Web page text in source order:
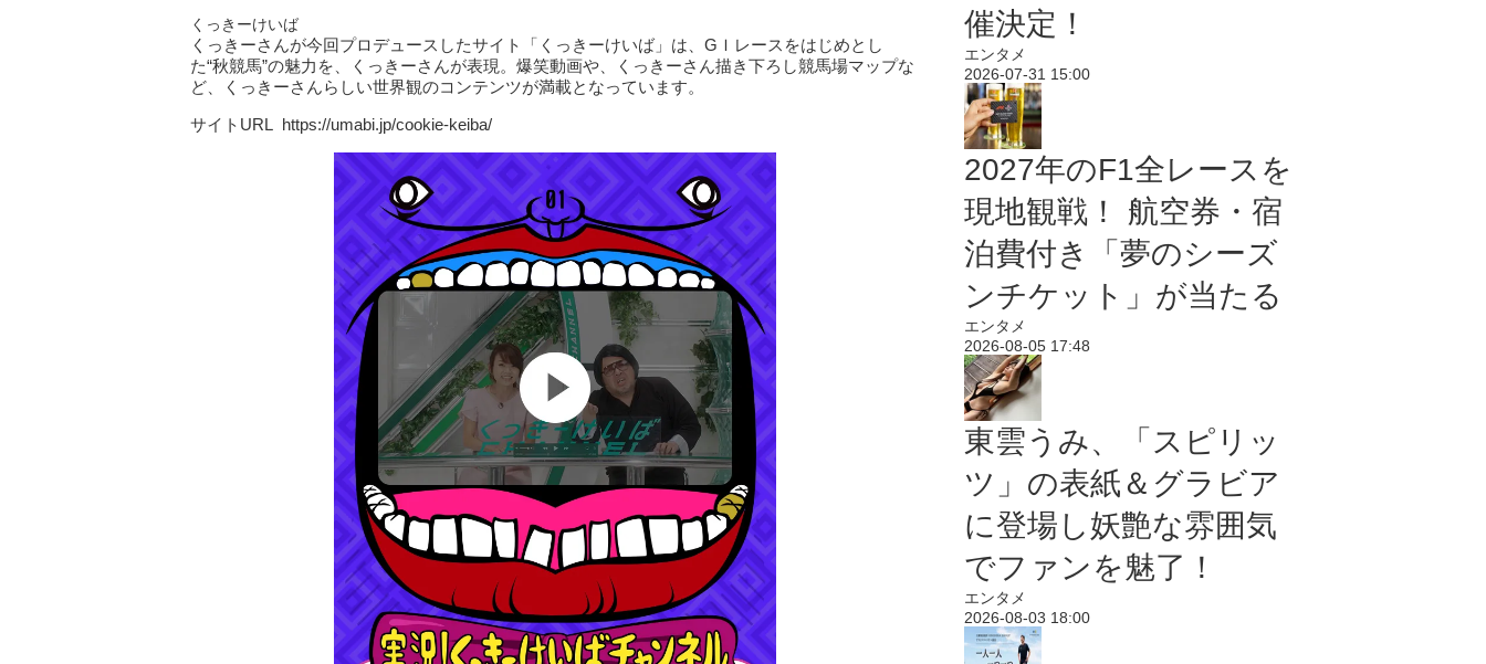
くっきーけいば
くっきーさんが今回プロデュースしたサイト「くっきーけいば」は、GＩレースをはじめとし
た“秋競馬”の魅力を、くっきーさんが表現。爆笑動画や、くっきーさん描き下ろし競馬場マップな
ど、くっきーさんらしい世界観のコンテンツが満載となっています。
サイトURL https://umabi.jp/cookie-keiba/
催決定！
エンタメ
2026-07-31 15:00
2027年のF1全レースを
現地観戦！ 航空券・宿
泊費付き「夢のシーズ
ンチケット」が当たる
エンタメ
2026-08-05 17:48
東雲うみ、「スピリッ
ツ」の表紙＆グラビア
に登場し妖艶な雰囲気
でファンを魅了！
エンタメ
2026-08-03 18:00